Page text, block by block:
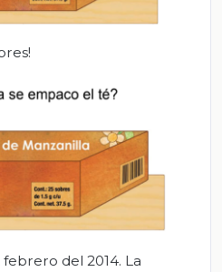
febrero del 2014. La